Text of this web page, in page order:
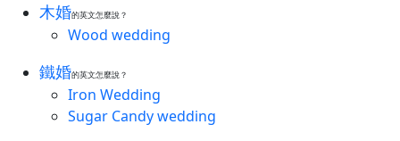
木婚的英文怎麼說？
Wood wedding
鐵婚的英文怎麼說？
Iron Wedding
Sugar Candy wedding